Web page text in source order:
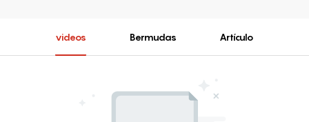
videos Bermudas Artículo